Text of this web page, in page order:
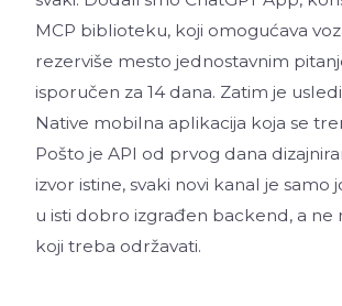
MCP biblioteku, koji omogućava
rezerviše mesto jednostavnim
isporučen za 14 dana. Zatim je
Native mobilna aplikacija koja se
Pošto je API od prvog dana
izvor istine, svaki novi kanal je samo
u isti dobro izgrađen backend, a ne
koji treba održavati.